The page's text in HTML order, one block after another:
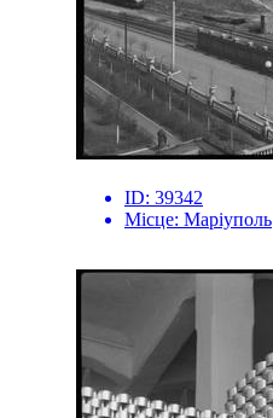
ID: 39342
Місце: Маріуполь